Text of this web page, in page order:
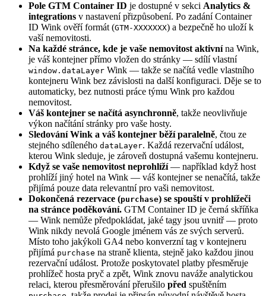
Pole GTM Container ID je dostupné v sekci Analytics &
integrations v nastavení přizpůsobení. Po zadání Container
ID Wink ověří formát (GTM-XXXXXXX) a bezpečně ho uloží k
vaší nemovitosti.
Na každé stránce, kde je vaše nemovitost aktivnína Wink,
je váš kontejner přímo vložen do stránky — sdílí vlastní
window.dataLayer Wink — takže se načítá vedle vlastního
kontejneru Wink bez závislosti na další konfiguraci. Děje se to
automaticky, bez nutnosti práce týmu Wink pro každou
nemovitost.
Váš kontejner se načítá asynchronně, takže neovlivňuje
výkon načítání stránky pro vaše hosty.
Sledování Wink a váš kontejner běží paralelně, čtou ze
stejného sdíleného dataLayer. Každá rezervační událost,
kterou Wink sleduje, je zároveň dostupná vašemu kontejneru.
Když se vaše nemovitost neprohlíží— například když host
prohlíží jiný hotel na Wink — váš kontejner se nenačítá, takže
přijímá pouze data relevantní pro vaši nemovitost.
Dokončená rezervace (purchase) se spouští v prohlížeči
na stránce poděkování. GTM Container ID je černá skříňka
— Wink nemůže předpokládat, jaké tagy jsou uvnitř — proto
Wink nikdy nevolá Google jménem vás ze svých serverů.
Místo toho jakýkoli GA4 nebo konverzní tag v kontejneru
přijímá purchase na straně klienta, stejně jako každou jinou
rezervační událost. Protože poskytovatel platby přesměruje
prohlížeč hosta pryč a zpět, Wink znovu naváže analytickou
relaci, kterou přesměrování přerušilo před spuštěním